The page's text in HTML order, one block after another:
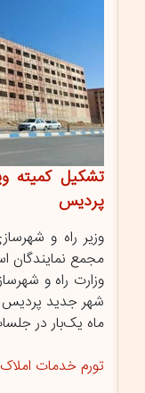
تشکیل کمیته
پردیس
وزیر راه و
مجمع نمایندگان
وزارت راه و
شهر جدید پردیس
ماه یک‌بار در
تورم خدمات املاک و